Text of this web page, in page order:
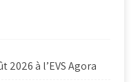
2026 à l’EVS Agora